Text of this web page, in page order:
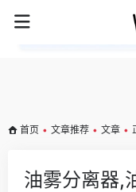
首页 • 文章推荐 • 文章 •
油雾分离器,